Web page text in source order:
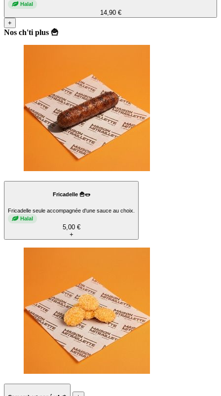
Halal
14,90 €
+
Nos ch'ti plus 🍟
Fricadelle 🍟🌭
Fricadelle seule accompagnée d'une sauce au choix.
Halal
5,00 €
+